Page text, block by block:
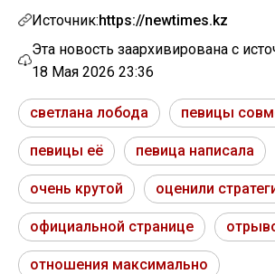
Источник:https://newtimes.kz
Эта новость заархивирована с
18 Мая 2026 23:36
светлана лобода певицы
певицы её певица написала
очень крутой оценили
официальной странице
отношения максимально